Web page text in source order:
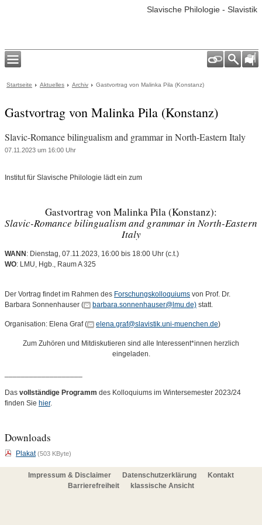
Slavische Philologie - Slavistik
Startseite Aktuelles Archiv Gastvortrag von Malinka Pila (Konstanz)
Gastvortrag von Malinka Pila (Konstanz)
Slavic-Romance bilingualism and grammar in North-Eastern Italy
07.11.2023 um 16:00 Uhr
Institut für Slavische Philologie lädt ein zum
Gastvortrag von Malinka Pila (Konstanz):
Slavic-Romance bilingualism and grammar in North-Eastern
Italy
WANN : Dienstag, 07.11.2023, 16:00 bis 18:00 Uhr (c.t.)
WO: LMU, Hgb., Raum A 325
Der Vortrag findet im Rahmen des Forschungskolloquiums von Prof. Dr.
Barbara Sonnenhauser (
barbara.sonnenhauser@lmu.de) statt.
Organisation: Elena Graf ( elena.graf@slavistik.uni-muenchen.de)
Zum Zuhören und Mitdiskutieren sind alle Interessent*innen herzlich
eingeladen.
Das vollständige Programm des Kolloquiums im Wintersemester 2023/24
finden Sie hier.
Downloads
Plakat (503 KByte)
Impressum & Disclaimer Datenschutzerklärung
Kontakt
Barrierefreiheit
klassische Ansicht